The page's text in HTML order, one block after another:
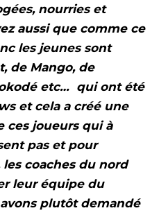
nourries et
aussi que comme ce
les jeunes sont
de Mango, de
etc… qui ont été
et cela a créé une
ces joueurs qui à
pas et pour
les coaches du nord
leur équipe du
plutôt demandé